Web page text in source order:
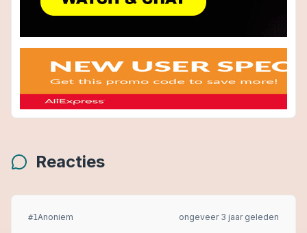
Reacties
#1Anoniem ongeveer 3 jaar geleden